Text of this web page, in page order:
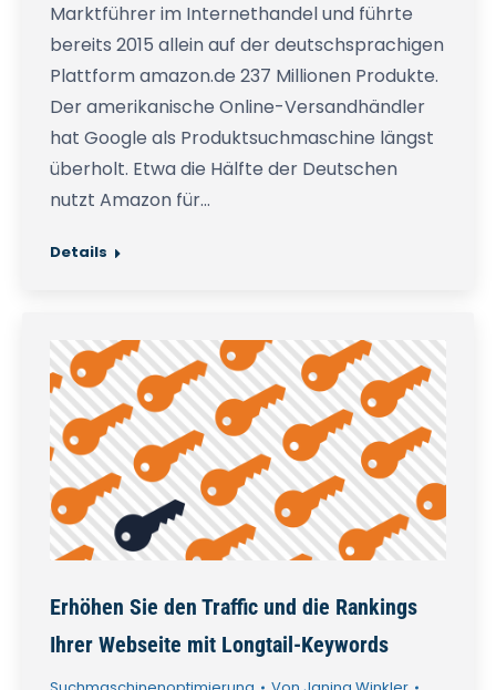
Marktführer im Internethandel und führte
bereits 2015 allein auf der deutschsprachigen
Plattform amazon.de 237 Millionen Produkte.
Der amerikanische Online-Versandhändler
hat Google als Produktsuchmaschine längst
überholt. Etwa die Hälfte der Deutschen
nutzt Amazon für…
Details
Erhöhen Sie den Traffic und die Rankings
Ihrer Webseite mit Longtail-Keywords